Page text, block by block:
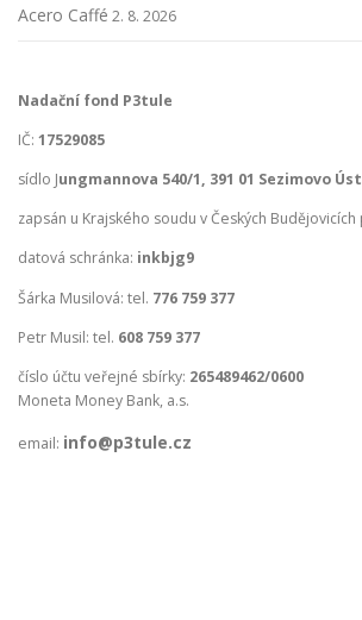
Acero Caffé 2. 8. 2026
Nadační fond P3tule
IČ: 17529085
sídlo Jungmannova 540/1, 391 01 Sezimovo
zapsán u Krajského soudu v Českých Budějovicích
datová schránka: inkbjg9
Šárka Musilová: tel. 776 759 377
Petr Musil: tel. 608 759 377
číslo účtu veřejné sbírky: 265489462/0600
Moneta Money Bank, a.s.
email: info@p3tule.cz